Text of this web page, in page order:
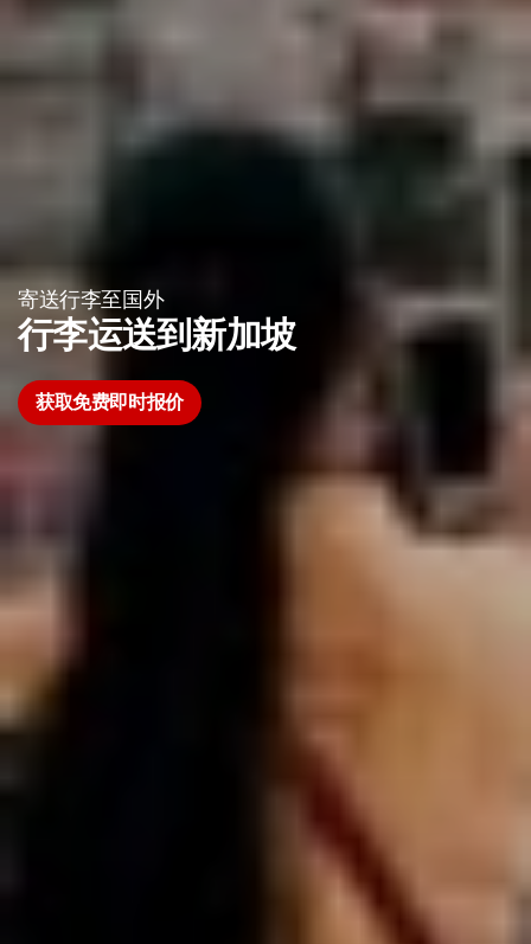
寄送行李至国外
行李运送到新加坡
获取免费即时报价